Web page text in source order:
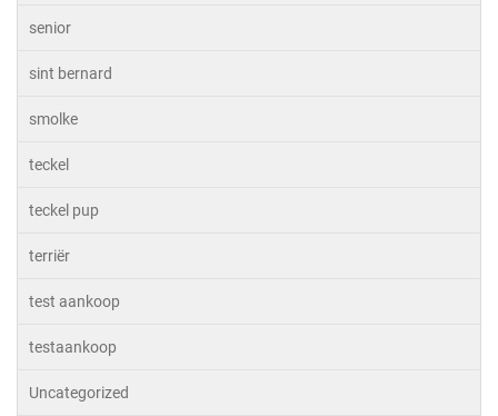
senior
sint bernard
smolke
teckel
teckel pup
terriër
test aankoop
testaankoop
Uncategorized